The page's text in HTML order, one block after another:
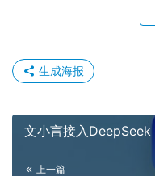
生成海报
文小言接入DeepSeek
上一篇